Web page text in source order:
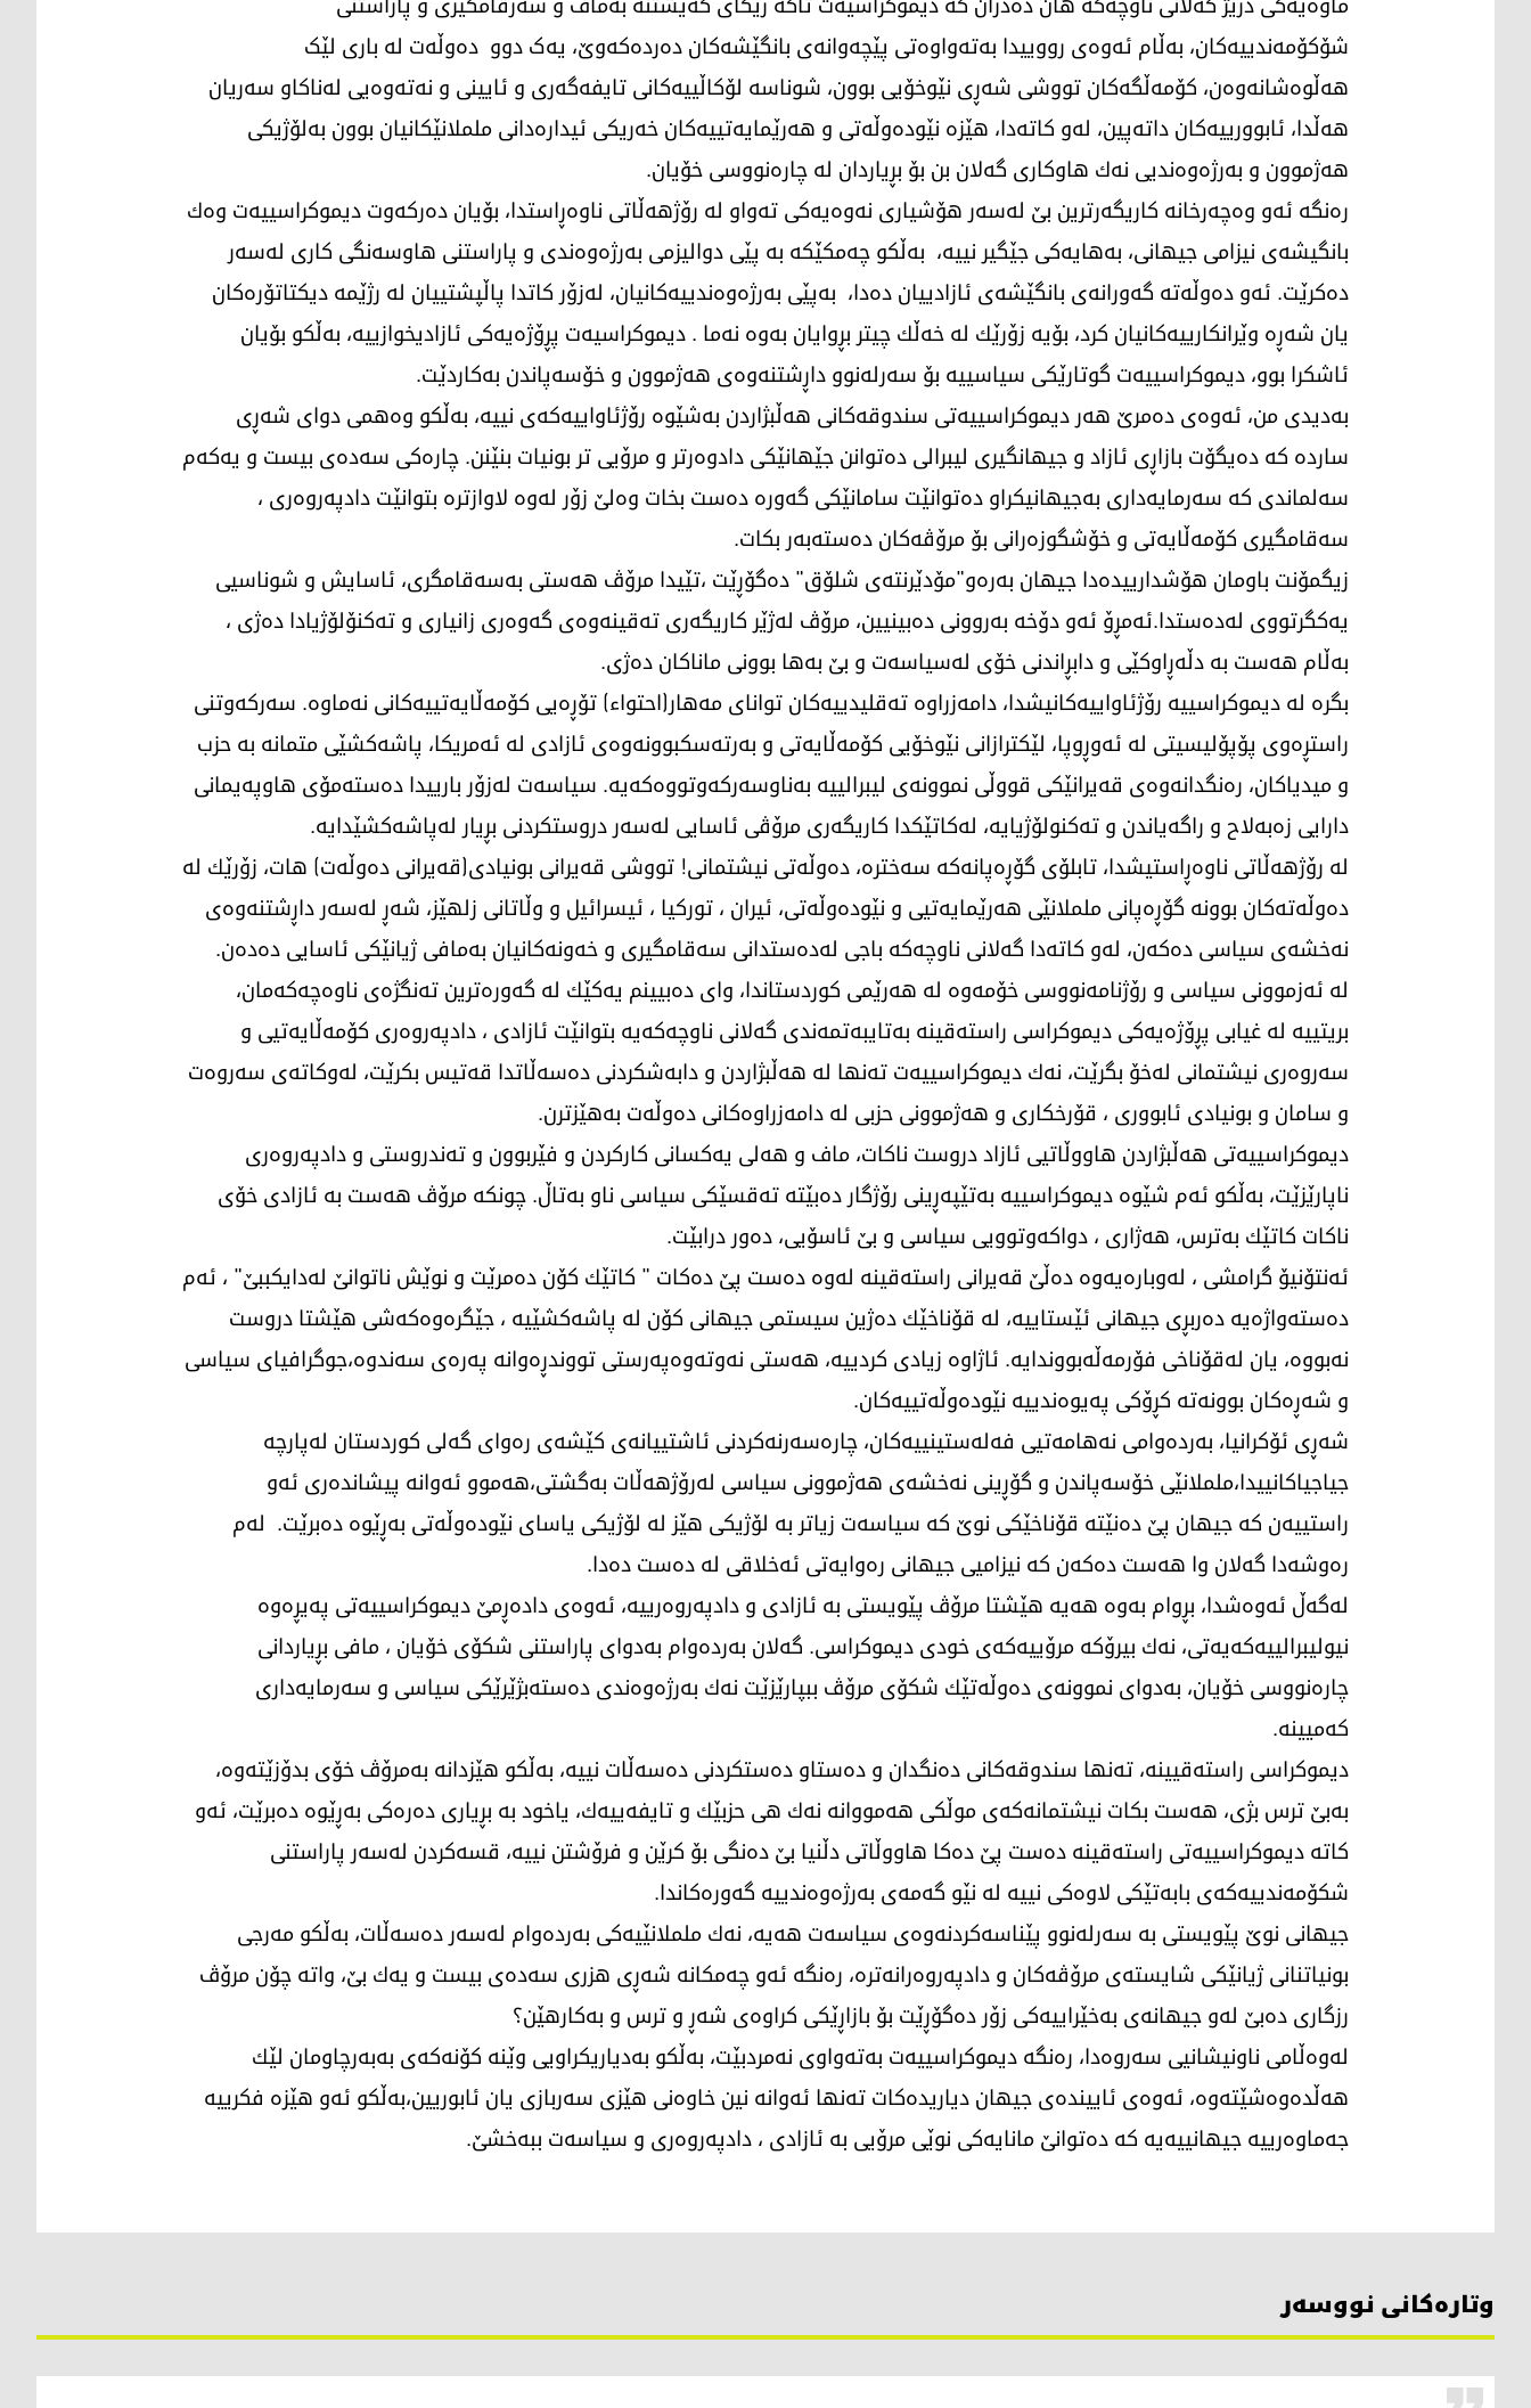
شۆكۆمەندییەكان، بەڵام ئەوەی رووییدا بەتەواوەتی پێچەوانەی بانگێشەكان دەردەكەوێ، یەک دوو دەوڵەت لە باری لێک
هەڵوەشانەوەن، كۆمەڵگەكان تووشی شەڕی نێوخۆیی بوون، شوناسە لۆكاڵییەكانی تایفەگەری ‌و ئایینی و نەتەوەیی لەناكاو سەریان
هەڵدا، ئابوورییەكان داتەپین، لەو كاتەدا، هێزە نێودەوڵەتی و هەرێمایەتییەكان خەریكی ئیدارەدانی ململانێكانیان بوون بەلۆژیکی
هەژموون و بەرژەوەندیی نەك هاوکاری گەلان بن بۆ بڕیاردان لە چارەنووسی خۆیان.
رەنگە ئەو وەچەرخانە كاریگەرترین بێ لەسەر هۆشیاری نەوەیەكی تەواو لە رۆژهەڵاتی ناوەڕاستدا، بۆیان دەركەوت دیموكراسییەت وەك
بانگیشەی نیزامی جیهانی، بەهایەكی جێگیر نییە، بەڵكو چەمكێكە بە پێی دوالیزمی بەرژەوەندی و پاراستنی هاوسەنگی كاری لەسەر
دەكرێت. ئەو دەوڵەتە گەورانەی بانگێشەی ئازادییان دەدا، بەپێی بەرژەوەندییەكانیان، لەزۆر كاتدا پاڵپشتییان لە رژێمە دیكتاتۆرەكان
یان شەڕە وێرانكارییەكانیان كرد، بۆیە زۆرێك لە خەڵك چیتر بڕوایان بەوە نەما . دیموكراسیەت پڕۆژەیەكی ئازادیخوازییە، بەڵكو بۆیان
ئاشكرا بوو، دیموكراسییەت گوتارێكی سیاسییە بۆ سەرلەنوو داڕشتنەوەی هەژموون و خۆسەپاندن بەكاردێت.
بەدیدی من، ئەوەی دەمرێ هەر دیموكراسییەتی سندوقەكانی هەڵبژاردن بەشێوە رۆژئاواییەكەی نییە، بەڵكو وەهمی دوای شەڕی
ساردە كە دەیگۆت بازاڕی ئازاد ‌و جیهانگیری لیبرالی دەتوانن جێهانێكی دادوەرتر و مرۆیی تر بونیات بنێنن. چارەكی سەدەی بیست و یەكەم
سەلماندی كە سەرمایەداری بەجیهانیكراو دەتوانێت سامانێكی گەورە دەست بخات وەلێ زۆر لەوە لاوازترە بتوانێت دادپەروەری ،
سەقامگیری كۆمەڵایەتی ‌و خۆشگوزەرانی بۆ مرۆڤەكان دەستەبەر بكات.
زیگمۆنت باومان هۆشدارییدەدا جیهان بەرەو"مۆدێرنتەی شلۆق" دەگۆڕێت ،تێیدا مرۆڤ هەستی بەسەقامگری، ئاسایش و شوناسیی
یەكگرتووی لەدەستدا.ئەمڕۆ ئەو دۆخە بەروونی دەبینیین، مرۆڤ لەژێر كاریگەری تەقینەوەی گەوەری زانیاری و تەكنۆلۆژیادا دەژی ،
بەڵام هەست بە دڵەڕاوكێی ‌و دابڕاندنی خۆی لەسیاسەت و بێ بەها بوونی ماناكان دەژی.
بگرە لە دیموكراسییە رۆژئاواییەكانیشدا، دامەزراوە تەقلیدییەكان توانای مەهار(احتواء) تۆڕەیی كۆمەڵایەتییەكانی نەماوە. سەركەوتنی
راستڕەوی پۆپۆلیسیتی لە ئەوڕوپا، لێكترازانی نێوخۆیی كۆمەڵایەتی و بەرتەسكبوونەوەی ئازادی لە ئەمریكا، پاشەكشێی متمانە بە حزب
‌و میدیاكان، رەنگدانەوەی قەیرانێكی قووڵی نموونەی لیبرالییە بەناوسەركەوتووەكەیە. سیاسەت لەزۆر بارییدا دەستەمۆی هاوپەیمانی
دارایی زەبەلاح و راگەیاندن و تەكنولۆژیایە، لەكاتێكدا كاریگەری مرۆڤی ئاسایی لەسەر دروستكردنی بڕیار لەپاشەكشێدایە.
لە رۆژهەڵاتی ناوەڕاستیشدا، تابلۆی گۆڕەپانەكە سەخترە، دەوڵەتی نیشتمانی! تووشی قەیرانی بونیادی(قەیرانی دەوڵەت) هات، زۆرێك لە
دەوڵەتەكان بوونە گۆڕەپانی ململانێی هەرێمایەتیی و نێودەوڵەتی، ئیران ، توركیا ، ئیسرائیل و وڵاتانی زلهێز، شەڕ لەسەر داڕشتنەوەی
نەخشەی سیاسی دەكەن، لەو كاتەدا گەلانی ناوچەكە باجی لەدەستدانی سەقامگیری و خەونەكانیان بەمافی ژیانێكی ئاسایی دەدەن.
لە ئەزموونی سیاسی و رۆژنامەنووسی خۆمەوە لە هەرێمی كوردستاندا، وای دەبیینم یەكێك لە گەورەترین تەنگژەی ناوەچەكەمان،
بریتییە لە غیابی پڕۆژەیەكی دیموكراسی راستەقینە بەتایبەتمەندی گەلانی ناوچەكەیە بتوانێت ئازادی ، دادپەروەری كۆمەڵایەتیی و
سەروەری نیشتمانی لەخۆ بگرێت، نەك دیموكراسییەت تەنها لە هەڵبژاردن و دابەشكردنی دەسەڵاتدا قەتیس بكرێت، لەوكاتەی سەروەت
‌و سامان و بونیادی ئابووری ، قۆرخكاری و هەژموونی حزبی لە دامەزراوەکانی دەوڵەت بەهێزترن.
دیموكراسییەتی هەڵبژاردن هاووڵاتیی ئازاد دروست ناكات، ماف ‌و هەلی یەكسانی كاركردن و فێربوون و تەندروستی و دادپەروەری
ناپارێزێت، بەڵكو ئەم شێوە دیموكراسییە بەتێپەڕینی رۆژگار دەبێتە تەقسێكی سیاسی ناو بەتاڵ. چونكە مرۆڤ هەست بە ئازادی خۆی
ناكات كاتێك بەترس، هەژاری ، دواكەوتوویی سیاسی و بێ ئاسۆیی، دەور درابێت.
ئەنتۆنیۆ گرامشی ، لەوبارەیەوە دەڵێ قەیرانی راستەقینە لەوە دەست پێ دەكات " كاتێك كۆن دەمرێت و نوێش ناتوانێ لەدایكببێ" ، ئەم
دەستەواژەیە دەربڕی جیهانی ئێستاییە، لە قۆناخێك دەژین سیستمی جیهانی كۆن لە پاشەكشێیە ، جێگرەوەكەشی هێشتا دروست
نەبووە، یان لەقۆناخی فۆرمەڵەبووندایە. ئاژاوە زیادی كردییە، هەستی نەوتەوەپەرستی تووندڕەوانە پەرەی سەندوە،جوگرافیای سیاسی
و شەڕەكان بوونەتە كڕۆكی پەیوەندییە نێودەوڵەتییەكان.
شەڕی ئۆكرانیا، بەردەوامی نەهامەتیی فەلەستینییەكان، چارەسەرنەكردنی ئاشتییانەی كێشەی رەوای گەلی كوردستان لەپارچە
جیاجیاكانییدا،ململانێی خۆسەپاندن و گۆڕینی نەخشەی هەژموونی سیاسی لەرۆژهەڵات بەگشتی،هەموو ئەوانە پیشاندەری ئەو
راستییەن كە جیهان پێ دەنێتە قۆناخێكی نوێ كە سیاسەت زیاتر بە لۆژیكی هێز لە لۆژیكی یاسای نێودەوڵەتی بەڕێوە دەبرێت. لەم
رەوشەدا گەلان وا هەست دەكەن كە نیزامیی جیهانی رەوایەتی ئەخلاقی لە دەست دەدا.
لەگەڵ ئەوەشدا، بڕوام بەوە هەیە هێشتا مرۆڤ پێویستی بە ئازادی و دادپەروەرییە، ئەوەی دادەڕمێ دیموكراسییەتی پەیڕەوە
نیولیبرالییەكەیەتی، نەك بیرۆكە مرۆییەكەی خودی دیموكراسی. گەلان بەردەوام بەدوای پاراستنی شكۆی خۆیان ، مافی بڕیاردانی
چارەنووسی خۆیان، بەدوای نموونەی دەوڵەتێك شکۆی مرۆڤ ببپارێزێت نەك بەرژەوەندی دەستەبژێرێكی سیاسی و سەرمایەداری
كەمیینە.
دیموكراسی راستەقیینە، تەنها سندوقەكانی دەنگدان و دەستاو دەستكردنی دەسەڵات نییە، بەڵكو هێزدانە بەمرۆڤ خۆی بدۆزێتەوە،
بەبێ ترس بژی، هەست بكات نیشتمانەكەی موڵكی هەمووانە نەك هی حزبێك و تایفەییەك، یاخود بە بڕیاری دەرەكی بەڕێوە دەبرێت، ئەو
كاتە دیموكراسییەتی راستەقینە دەست پێ دەكا هاووڵاتی دڵنیا بێ دەنگی بۆ كرێن و فرۆشتن نییە، قسەكردن لەسەر پاراستنی
شكۆمەندییەكەی بابەتێكی لاوەكی نییە لە نێو گەمەی بەرژەوەندییە گەورەكاندا.
جیهانی نوێ پێویستی بە سەرلەنوو پێناسەكردنەوەی سیاسەت هەیە، نەك ململانێیەكی بەردەوام لەسەر دەسەڵات، بەڵكو مەرجی
بونیاتنانی ژیانێكی شایستەی مرۆڤەكان ‌و دادپەروەرانەترە، رەنگە ئەو چەمكانە شەڕی هزری سەدەی بیست و یەك بێ، واتە چۆن مرۆڤ
رزگاری دەبێ لەو جیهانەی بەخێراییەكی زۆر دەگۆڕێت بۆ بازاڕێكی كراوەی شەڕ و ترس و بەكارهێن؟
لەوەڵامی ناونیشانیی سەروەدا، رەنگە دیموكراسییەت بەتەواوی نەمردبێت، بەڵكو بەدیاریكراویی وێنە كۆنەكەی بەبەرچاومان لێك
هەڵدەوەشێتەوە، ئەوەی ئاییندەی جیهان دیاریدەكات تەنها ئەوانە نین خاوەنی هێزی سەربازی یان ئابوریین،بەڵكو ئەو هێزە فكرییە
جەماوەرییە جیهانییەیە كە دەتوانێ مانایەكی نوێی مرۆیی بە ئازادی ، دادپەروەری و سیاسەت ببەخشێ.
وتارەکانی نووسەر